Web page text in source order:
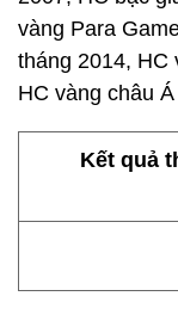
vàng Para
tháng 2014, HC
HC vàng châu
Kết quả